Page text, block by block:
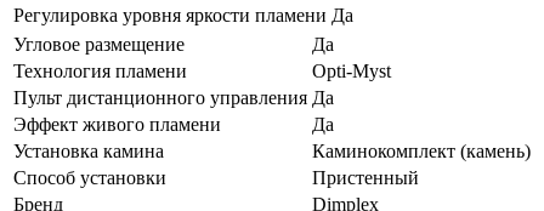
Регулировка уровня яркости пламени Да
Угловое размещение
Да
Технология пламени
Opti-Myst
Пульт дистанционного управления Да
Эффект живого пламени
Да
Установка камина
Каминокомплект (камень)
Способ установки
Пристенный
Бренд
Dimplex